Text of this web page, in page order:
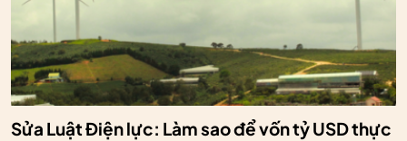
Sửa Luật Điện lực: Làm sao để vốn tỷ USD thực